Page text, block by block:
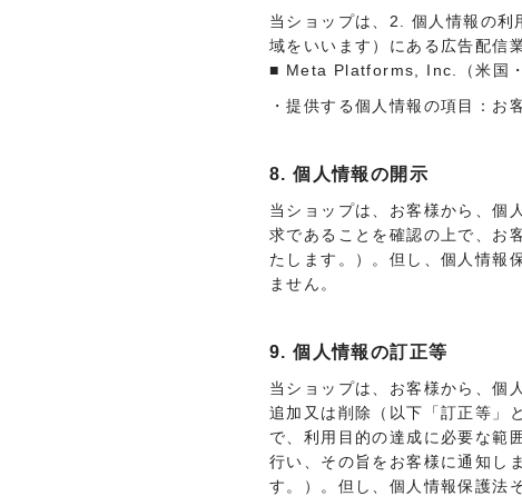
当ショップは、2. 個人情報の利
域をいいます）にある広告配信
■ Meta Platforms, Inc.（米国・
・提供する個人情報の項目：
8. 個人情報の開示
当ショップは、お客様から、個
求であることを確認の上で、お
たします。）。但し、個人情報
ません。
9. 個人情報の訂正等
当ショップは、お客様から、個
追加又は削除（以下「訂正等」
で、利用目的の達成に必要な範
行い、その旨をお客様に通知し
す。）。但し、個人情報保護法